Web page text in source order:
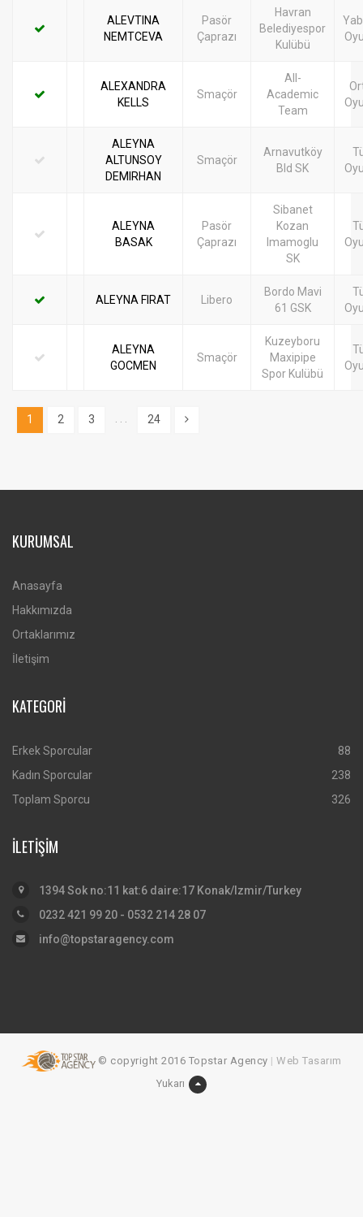
ALEVTINA
NEMTCEVA
Pasör
Çaprazı
Havran
Belediyespor
Kulübü
ALEXANDRA
KELLS
Smaçör
All-
Academic
Team
ALEYNA
ALTUNSOY
DEMIRHAN
Smaçör
Arnavutköy
Bld SK
ALEYNA
BASAK
Pasör
Çaprazı
Sibanet
Kozan
Imamoglu
SK
ALEYNA FIRAT Libero
Bordo Mavi
61 GSK
ALEYNA
GOCMEN
Smaçör
Kuzeyboru
Maxipipe
Spor Kulübü
1 2 3 24
KURUMSAL
Anasayfa
Hakkımızda
Ortaklarımız
İletişim
KATEGORİ
Erkek Sporcular
88
Kadın Sporcular
238
Toplam Sporcu
326
İLETİŞİM
1394 Sok no:11 kat:6 daire:17 Konak/Izmir/Turkey
0232 421 99 20 - 0532 214 28 07
info@topstaragency.com
© copyright 2016 Topstar Agency | Web Tasarım
Yukarı